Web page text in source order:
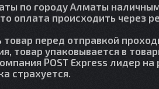
по городу Алматы
оплата происходить через
товар перед отправкой
товар упаковывается в
POST Express лидер
страхуется.